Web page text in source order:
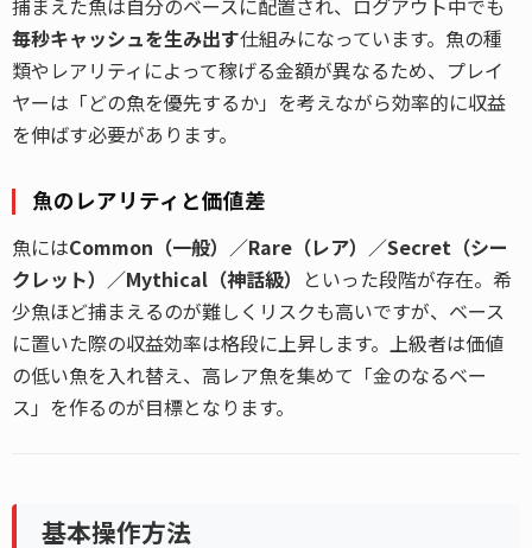
捕まえた魚は自分のベースに配置され、ログアウト中でも
毎秒キャッシュを生み出す仕組みになっています。魚の種
類やレアリティによって稼げる金額が異なるため、プレイ
ヤーは「どの魚を優先するか」を考えながら効率的に収益
を伸ばす必要があります。
魚のレアリティと価値差
魚にはCommon（一般）／Rare（レア）／Secret（シー
クレット）／Mythical（神話級） といった段階が存在。希
少魚ほど捕まえるのが難しくリスクも高いですが、ベース
に置いた際の収益効率は格段に上昇します。上級者は価値
の低い魚を入れ替え、高レア魚を集めて「金のなるベー
ス」を作るのが目標となります。
基本操作方法